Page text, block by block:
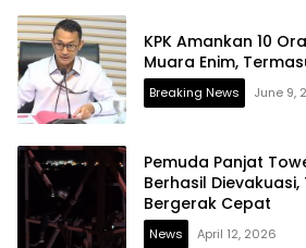
KPK Amankan 10
Muara Enim,
Breaking News June 9,
Pemuda Panjat
Berhasil
Bergerak Cepat
News April 12, 2026